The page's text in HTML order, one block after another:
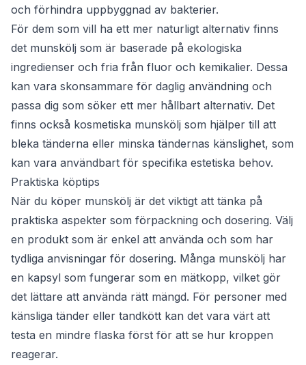
och förhindra uppbyggnad av bakterier.
För dem som vill ha ett mer naturligt alternativ finns
det munskölj som är baserade på ekologiska
ingredienser och fria från fluor och kemikalier. Dessa
kan vara skonsammare för daglig användning och
passa dig som söker ett mer hållbart alternativ. Det
finns också kosmetiska munskölj som hjälper till att
bleka tänderna eller minska tändernas känslighet, som
kan vara användbart för specifika estetiska behov.
Praktiska köptips
När du köper munskölj är det viktigt att tänka på
praktiska aspekter som förpackning och dosering. Välj
en produkt som är enkel att använda och som har
tydliga anvisningar för dosering. Många munskölj har
en kapsyl som fungerar som en mätkopp, vilket gör
det lättare att använda rätt mängd. För personer med
känsliga tänder eller tandkött kan det vara värt att
testa en mindre flaska först för att se hur kroppen
reagerar.